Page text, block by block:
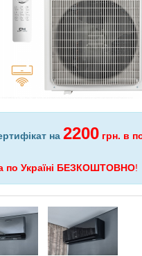
на 2200 грн. в
по Україні БЕЗКОШТОВНО!